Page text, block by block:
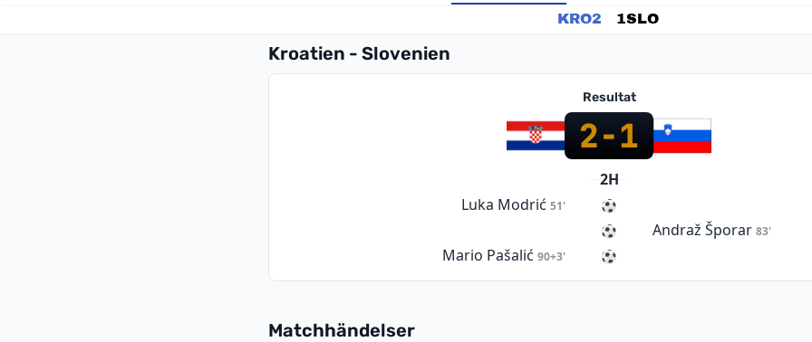
KRO2 1SLO
Kroatien - Slovenien
Resultat
2-1
2H
Luka Modrić 51'
Andraž Šporar 83'
Mario Pašalić 90+3'
Matchhändelser